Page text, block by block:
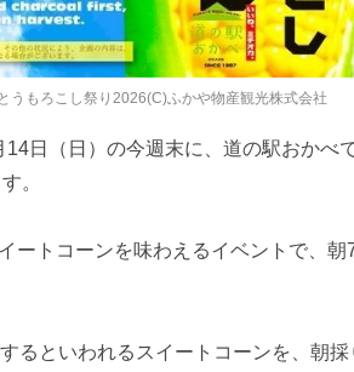
うもろこし祭り2026(C)ふかや物産観光株式会社
日（日）の今週末に、道の駅おかべ
。
ートコーンを味わえるイベントで、朝
るといわれるスイートコーンを、朝採